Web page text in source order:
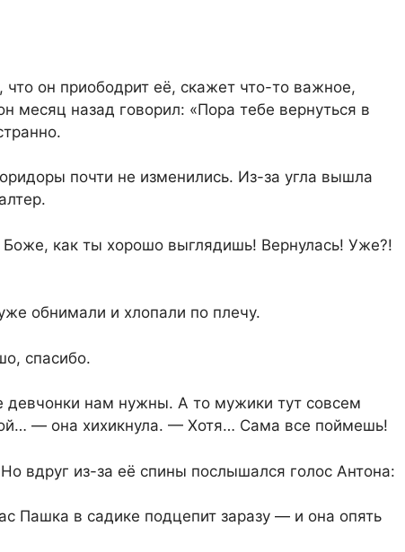
он приободрит её, скажет что-то важное,
месяц назад говорил: «Пора тебе вернуться в
почти не изменились. Из-за угла вышла
как ты хорошо выглядишь! Вернулась! Уже?!
обнимали и хлопали по плечу.
спасибо.
нам нужны. А то мужики тут совсем
— она хихикнула. — Хотя… Сама все поймешь!
вдруг из-за её спины послышался голос Антона:
Пашка в садике подцепит заразу — и она опять